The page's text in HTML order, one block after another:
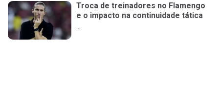
Troca de treinadores no Flamengo
e o impacto na continuidade tática
...